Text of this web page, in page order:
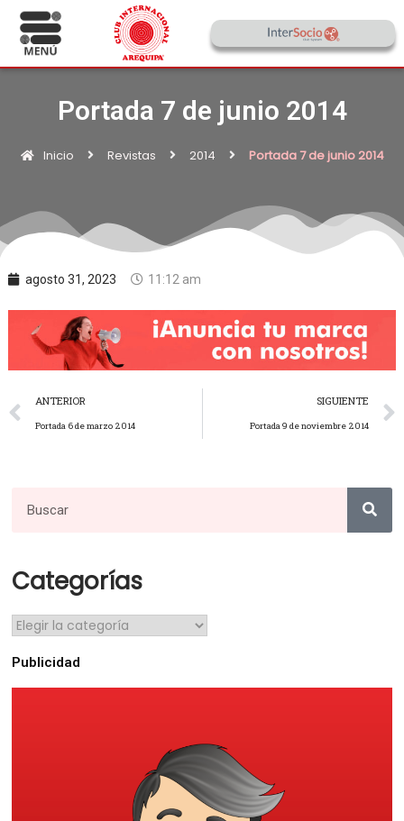
Portada 7 de junio 2014
Inicio Revistas 2014 Portada 7 de junio 2014
agosto 31, 2023 11:12 am
ANTERIOR
Portada 6 de marzo 2014
SIGUIENTE
Portada 9 de noviembre 2014
Categorías
Publicidad